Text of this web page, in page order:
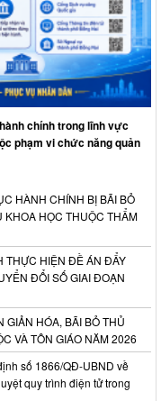
chính trong lĩnh vực
phạm vi chức năng quản
HÀNH CHÍNH BỊ BÃI BỎ
KHOA HỌC THUỘC THẨM
THỰC HIỆN ĐỀ ÁN ĐẨY
ĐỔI SỐ GIAI ĐOẠN
HÓA, BÃI BỎ THỦ
VÀ TÔN GIÁO NĂM 2026
số 1866/QĐ-UBND về
quy trình điện tử trong